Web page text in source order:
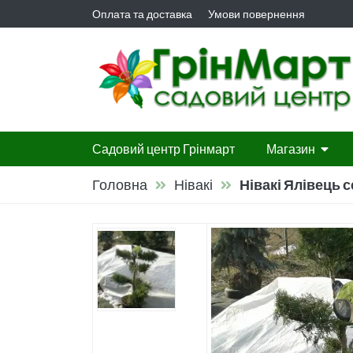
Оплата та доставка Умови повернення
Садовий центр Грінмарт Магазин
Гортензії
Листяні
Головна Нівакі Нівакі Ялівець